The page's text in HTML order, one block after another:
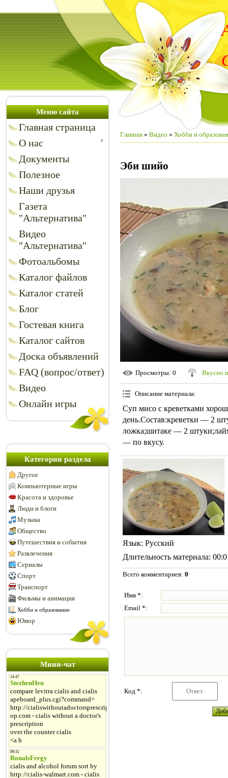
Меню сайта
Главная страница
О нас
Документы
Полезное
Наши друзья
Газета
"Альтернатива"
Видео
"Альтернатива"
Фотоальбомы
Каталог файлов
Каталог статей
Блог
Гостевая книга
Каталог сайтов
Доска объявлений
FAQ (вопрос/ответ)
Видео
Онлайн игры
Категории раздела
Другое
Компьютерные игры
Красота и здоровье
Люди и блоги
Музыка
Общество
Путешествия и события
Развлечения
Сериалы
Спорт
Транспорт
Фильмы и анимация
Хобби и образование
Юмор
Мини-чат
Главная » Видео » Хобби и
Эби шийо
Просмотры: 0 Вкусно
Описание материала:
Суп мисо с креветками
день.Состав:креветки — 2
ложка;шитаке — 2
— по вкусу.
Язык: Русский
Длительность материала:
Всего комментариев: 0
Имя *:
Email *:
Код *: